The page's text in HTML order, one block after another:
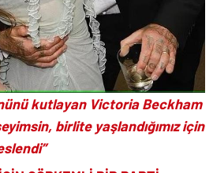
kutlayan Victoria Beckham
birlite yaşlandığımız için